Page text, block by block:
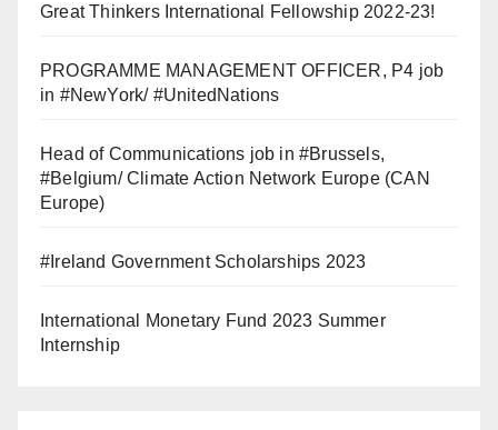
Great Thinkers International Fellowship 2022-23!
PROGRAMME MANAGEMENT OFFICER, P4 job
in #NewYork/ #UnitedNations
Head of Communications job in #Brussels,
#Belgium/ Climate Action Network Europe (CAN
Europe)
#Ireland Government Scholarships 2023
International Monetary Fund 2023 Summer
Internship